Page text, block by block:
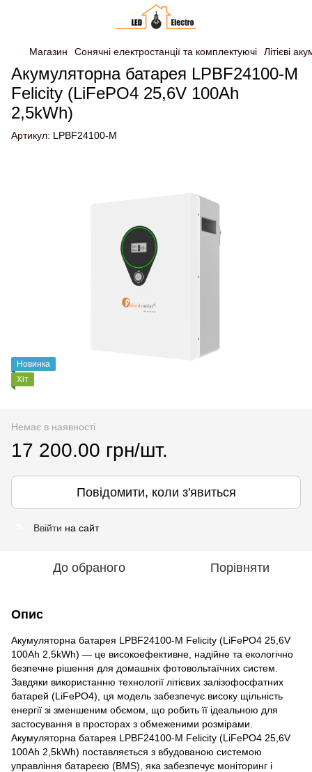
Магазин Сонячні електростанції та комплектуючі Літієві
Акумуляторна батарея LPBF24100-M
Felicity (LiFePO4 25,6V 100Ah
2,5kWh)
Артикул: LPBF24100-M
Новинка
Хіт
Немає в наявності
17 200.00 грн/шт.
Повідомити, коли з'явиться
Ввійти на сайт
До обраного Порівняти
Опис
Акумуляторна батарея LPBF24100-M Felicity (LiFePO4 25,6V
100Ah 2,5kWh) — це високоефективне, надійне та екологічно
безпечне рішення для домашніх фотовольтаїчних систем.
Завдяки використанню технології літієвих залізофосфатних
батарей (LiFePO4), ця модель забезпечує високу щільність
енергії зі зменшеним обємом, що робить її ідеальною для
застосування в просторах з обмеженими розмірами.
Акумуляторна батарея LPBF24100-M Felicity (LiFePO4 25,6V
100Ah 2,5kWh) поставляється з вбудованою системою
управління батареєю (BMS), яка забезпечує моніторинг і